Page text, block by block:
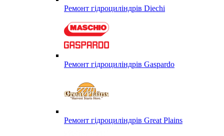
Ремонт гідроциліндрів Diechi
Ремонт гідроциліндрів Gaspardo
Ремонт гідроциліндрів Great Plains